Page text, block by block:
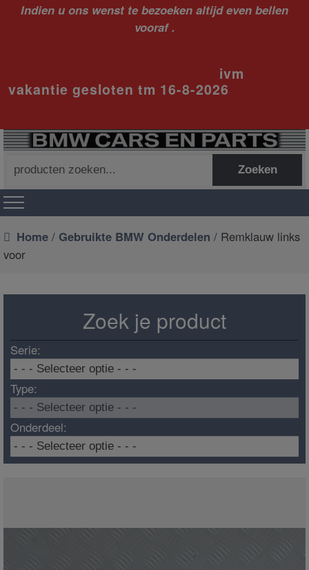
Indien u ons wenst te bezoeken altijd even bellen
vooraf .
ivm
vakantie gesloten tm 16-8-2026
naar:
Zoeken
Home / Gebruikte BMW Onderdelen / Remklauw links
voor
Zoek je product
Serie:
Type:
Onderdeel: